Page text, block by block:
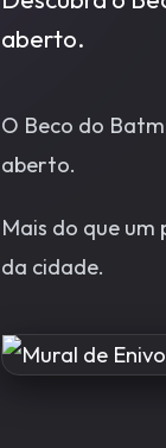
aberto.
O Beco do
aberto.
Mais do que
da cidade.